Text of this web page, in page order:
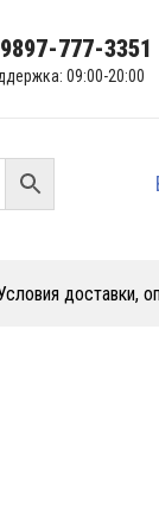
777-3351
09:00-20:00
доставки,